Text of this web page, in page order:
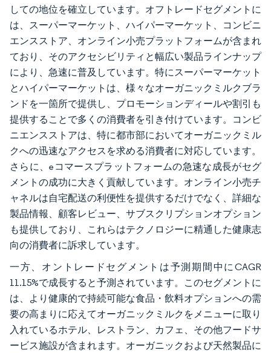
しての地位を確立しています。オフトレードセグメントに
は、スーパーマーケット、ハイパーマーケット、コンビニ
エンスストア、オンライン小売プラットフォームが含まれ
ており、そのアクセシビリティと幅広い製品ラインナップ
により、急速に普及しています。特にスーパーマーケット
とハイパーマーケットは、様々なオーガニックミルクブラ
ンドを一箇所で提供し、プロモーションディールや割引も
提供することで多くの消費者を引き付けています。コンビ
ニエンスストアは、特に都市部においてオーガニックミル
クへの迅速なアクセスを求める消費者に対応しています。
さらに、eコマースプラットフォームの急速な成長がセグ
メントの成功に大きく貢献しています。オンライン小売チ
ャネルは自宅配送の利便性を提供するだけでなく、詳細な
製品情報、顧客レビュー、サブスクリプションオプション
も提供しており、これらはテクノロジーに精通した健康志
向の消費者に訴求しています。
一方、オントレードセグメントは予測期間中にCAGR
11.15%で成長すると予測されています。このセグメントに
は、より健康的で持続可能な食品・飲料オプションへの需
要の高まりに応えてオーガニックミルクをメニューに取り
入れているホテル、レストラン、カフェ、その他フードサ
ービス施設が含まれます。オーガニックおよび天然製品に